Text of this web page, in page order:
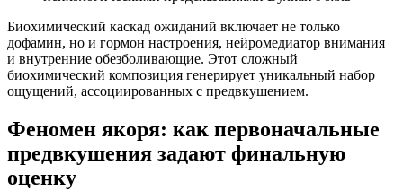
Биохимический каскад ожиданий включает не только
дофамин, но и гормон настроения, нейромедиатор внимания
и внутренние обезболивающие. Этот сложный
биохимический композиция генерирует уникальный набор
ощущений, ассоциированных с предвкушением.
Феномен якоря: как первоначальные
предвкушения задают финальную
оценку